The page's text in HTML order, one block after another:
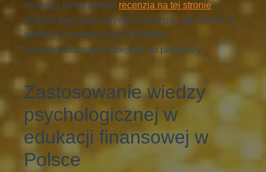
recenzję na tej stronie recenzja na tej stronie.
Analiza tego typu narzędzi pokazuje, jak można w
atrakcyjny sposób uczyć Polaków
odpowiedzialnego podejścia do pieniędzy.
Zastosowanie wiedzy
psychologicznej w
edukacji finansowej w
Polsce